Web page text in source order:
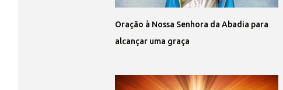
Oração à Nossa Senhora da Abadia para
alcançar uma graça